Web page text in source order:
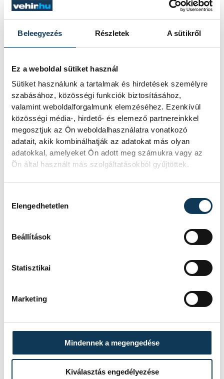
Beleegyezés Részletek A sütikről
Ez a weboldal sütiket használ
Sütiket használunk a tartalmak és hirdetések személyre
szabásához, közösségi funkciók biztosításához,
valamint weboldalforgalmunk elemzéséhez. Ezenkívül
közösségi média-, hirdető- és elemező partnereinkkel
megosztjuk az Ön weboldalhasználatra vonatkozó
adatait, akik kombinálhatják az adatokat más olyan
adatokkal, amelyeket Ön adott meg számukra vagy az
Ön által használt más szolgáltatásokból gyűjtöttek.
Elengedhetetlen
Beállítások
Statisztikai
Marketing
Mindennek a megengedése
Kiválasztás engedélyezése
folytatódik.
Forma-1
SZERZŐ
vehir.hu